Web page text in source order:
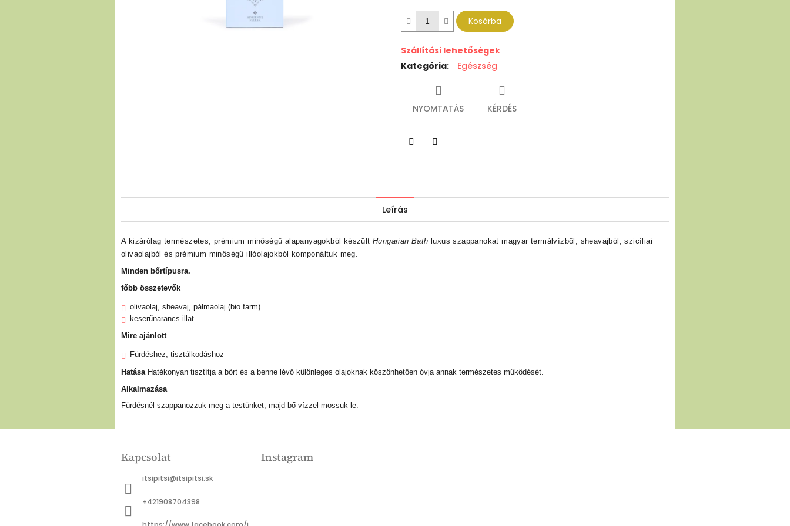
Kosárba
Szállítási lehetőségek
Kategória: Egészség
NYOMTATÁS KÉRDÉS
Leírás
A kizárólag természetes, prémium minőségű alapanyagokból készült Hungarian Bath luxus szappanokat magyar termálvízből, sheavajból, szicíliai
olivaolajból és prémium minőségű illóolajokból komponáltuk meg.
Minden bőrtípusra.
főbb összetevők
olivaolaj, sheavaj, pálmaolaj (bio farm)
keserűnarancs illat
Mire ajánlott
Fürdéshez, tisztálkodáshoz
HatásaHatékonyan tisztítja a bőrt és a benne lévő különleges olajoknak köszönhetően óvja annak természetes működését.
Alkalmazása
Fürdésnél szappanozzuk meg a testünket, majd bő vízzel mossuk le.
Kapcsolat
itsipitsi@itsipitsi.sk
+421908704398
Instagram